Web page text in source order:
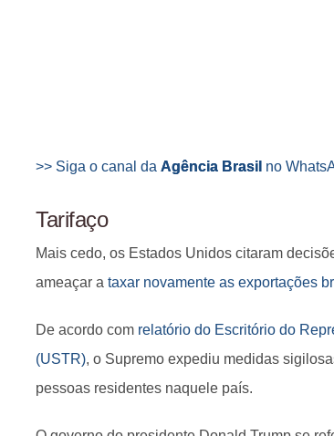
>> Siga o canal da Agência Brasil no
Tarifaço
Mais cedo, os Estados Unidos citaram
ameaçar a taxar novamente as exportações
De acordo com relatório do Escritório do
(USTR), o Supremo expediu medidas
pessoas residentes naquele país.